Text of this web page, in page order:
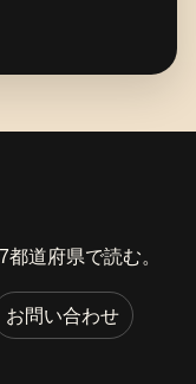
道府県で読む。
お問い合わせ